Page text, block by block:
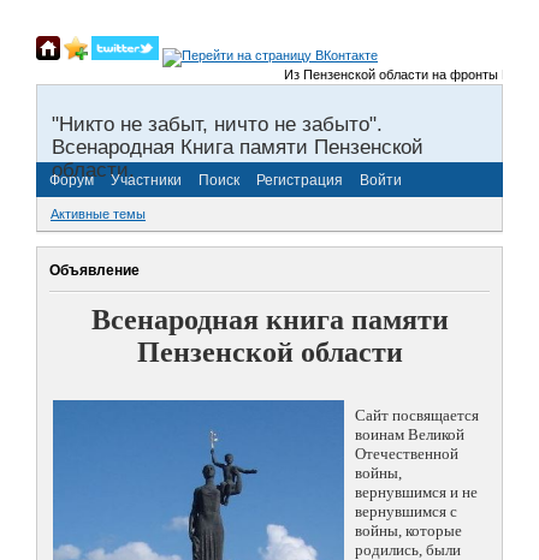
Из Пензенской области на фронты
"Никто не забыт, ничто не забыто".
Всенародная Книга памяти Пензенской
области.
Форум Участники Поиск Регистрация Войти
Активные темы
Объявление
Всенародная книга памяти
Пензенской области
Сайт посвящается
воинам Великой
Отечественной
войны,
вернувшимся и не
вернувшимся с
войны, которые
родились, были